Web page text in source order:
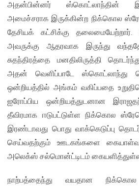
அதன்பின்னர் ஸ்கொட்லாந்தின்
அமைச்சராக இருக்கின்ற நிக்கொல
தேசியக் கட்சிக்கு
அவருக்கு ஆதரவாக இருந்து
சுதந்திரத்தை மனதிலிருத்தி
அதன் வெளிப்பாடே ஸ்கொட்லாந்து
ஒன்றியத்தில் அங்கம் வகிப்பதை
ஐரோப்பிய ஒன்றியத்துடனான
தீவிரமாக ஈடுபட்டுள்ள நிக்கொல
இரண்டாவது பொது வாக்கெடுப்பு
செய்வதற்கும் ஊடகங்களை
அலெக்ஸ் சல்மொன்ட்டிடம்
நாற்பத்தைந்து வயதான